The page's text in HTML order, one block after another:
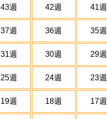
43週 42週 41週
37週 36週 35週
31週 30週 29週
25週 24週 23週
19週 18週 17週